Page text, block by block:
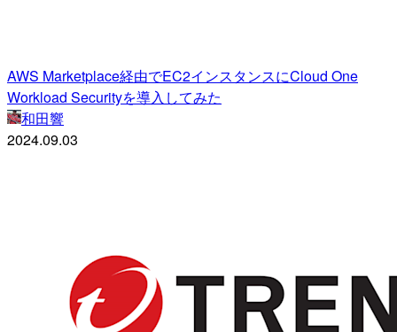
AWS Marketplace経由でEC2インスタンスにCloud One
Workload Securityを導入してみた
和田響
2024.09.03